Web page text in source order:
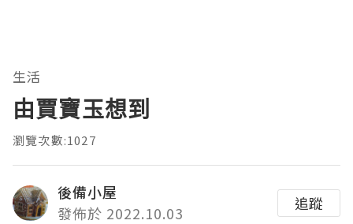
生活
由賈寶玉想到
瀏覽次數:1027
後備小屋
發佈於 2022.10.03
追蹤